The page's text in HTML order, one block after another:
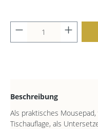
Beschreibung
Als praktisches
Tischauflage, als